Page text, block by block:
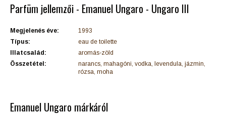
Parfüm jellemzői - Emanuel Ungaro - Ungaro III
Megjelenés éve:
1993
Típus:
eau de toilette
Illatcsalád:
aromás-zöld
Összetétel:
narancs, mahagóni, vodka, levendula, jázmin,
rózsa, moha
Emanuel Ungaro márkáról